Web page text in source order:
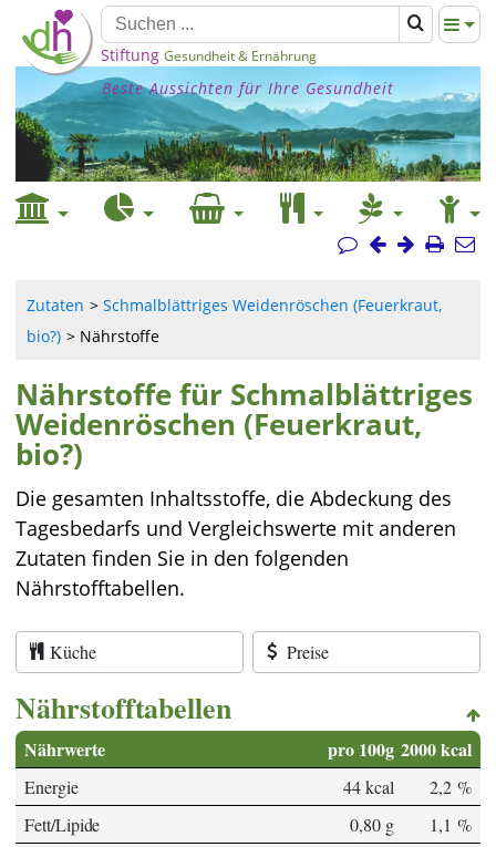
Stiftung Gesundheit & Ernährung
Beste Aussichten für Ihre Gesundheit
Zutaten
Schmalblättriges Weidenröschen (Feuerkraut,
bio?)
Nährstoffe
Nährstoffe für Schmalblättriges
Weidenröschen (Feuerkraut,
bio?)
Die gesamten Inhaltsstoffe, die Abdeckung des
Tagesbedarfs und Vergleichswerte mit anderen
Zutaten finden Sie in den folgenden
Nährstofftabellen.
Küche Preise
Nährstofftabellen
Nährwerte pro 100g 2000 kcal
Energie 44 kcal
2,2 %
Fett/Lipide
0,80 g
1,1 %